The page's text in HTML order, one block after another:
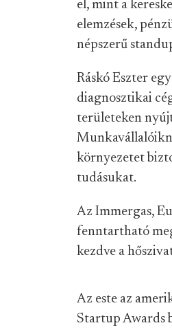
el, mint a
elemzések,
népszerű
Ráskó Eszter
diagnosztikai
területeken
környezetet
tudásukat.
Az Immergas,
fenntartható
kezdve a
Az este az
Startup Awards